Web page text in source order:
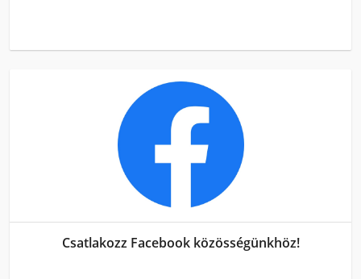
Csatlakozz Facebook közösségünkhöz!